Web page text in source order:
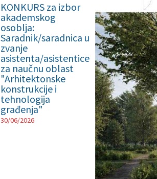
KONKURS za izbor
akademskog
osoblja:
Saradnik/saradnica u
zvanje
asistenta/asistentice
za naučnu oblast
"Arhitektonske
konstrukcije i
tehnologija
građenja"
30/06/2026